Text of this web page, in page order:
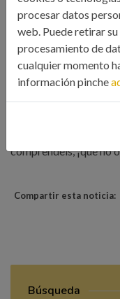
Por último,
forméis grupos entre
orientación
última e intentar ser
fuerzas para
Debéis ser
comprendéis, ¡qué no
Compartir esta noticia:
Búsqueda
procesar datos
web. Puede retirar
procesamiento de
cualquier momento
información pinche